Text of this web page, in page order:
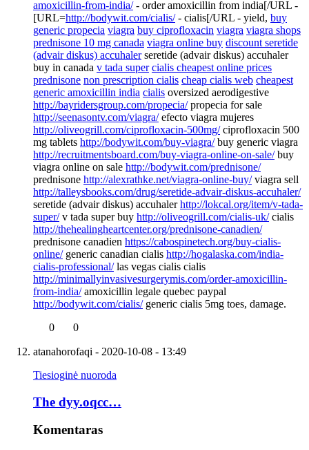
amoxicillin-from-india/- order amoxicillin from india[/URL -
[URL=http://bodywit.com/cialis/- cialis[/URL - yield, buy
generic propecia viagra buy ciprofloxacin viagra viagra shops
prednisone 10 mg canada viagra online buy discount seretide
(advair diskus) accuhalerseretide (advair diskus) accuhaler
buy in canada v tada super cialis cheapest online prices
prednisone non prescription cialis cheap cialis web cheapest
generic amoxicillin india cialis oversized aerodigestive
http://bayridersgroup.com/propecia/propecia for sale
http://seenasontv.com/viagra/efecto viagra mujeres
http://oliveogrill.com/ciprofloxacin-500mg/ciprofloxacin 500
mg tablets http://bodywit.com/buy-viagra/buy generic viagra
http://recruitmentsboard.com/buy-viagra-online-on-sale/buy
viagra online on sale http://bodywit.com/prednisone/
prednisone http://alexrathke.net/viagra-online-buy/viagra sell
http://talleysbooks.com/drug/seretide-advair-diskus-accuhaler/
seretide (advair diskus) accuhalerhttp://lokcal.org/item/v-tada-
super/v tada super buy http://oliveogrill.com/cialis-uk/cialis
http://thehealingheartcenter.org/prednisone-canadien/
prednisone canadien https://cabospinetech.org/buy-cialis-
online/generic canadian cialis http://hogalaska.com/india-
cialis-professional/las vegas cialis cialis
http://minimallyinvasivesurgerymis.com/order-amoxicillin-
from-india/amoxicillin legale quebec paypal
http://bodywit.com/cialis/generic cialis 5mg toes, damage.
0
0
atanahorofaqi - 2020-10-08 - 13:49
Tiesioginė nuoroda
The dyy.oqcc…
Komentaras